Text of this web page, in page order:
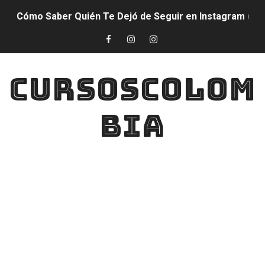
Cómo Saber Quién Te Dejó de Seguir en Instagram
¡¡COMO GANAR MUCHOS Diamantes Con Esta Nueva
GANA DIAMANTES SORTEO PARTICIPA POR MUCHOS
DESCARGA ESTA APP Logra AUMENTAR EL DPI DE
CURSOSCOLOM
BIA